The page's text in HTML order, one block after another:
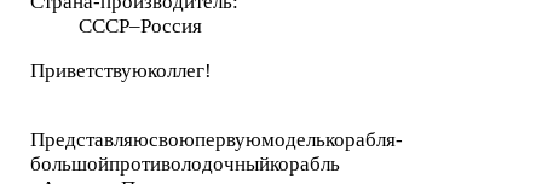
СССР–Россия
Приветствуюколлег!
Представляюсвоюпервуюмоделькорабля-
большойпротиволодочныйкорабль